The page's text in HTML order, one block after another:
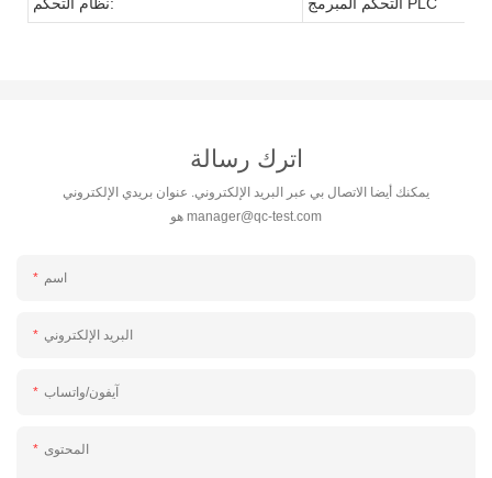
اترك رسالة
يمكنك أيضا الاتصال بي عبر البريد الإلكتروني. عنوان بريدي الإلكتروني
manager@qc-test.com
اسم
البريد الإلكتروني
آيفون/واتساب
المحتوى